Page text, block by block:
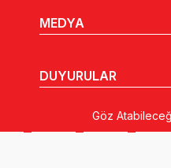
MEDYA
DUYURULAR
Göz